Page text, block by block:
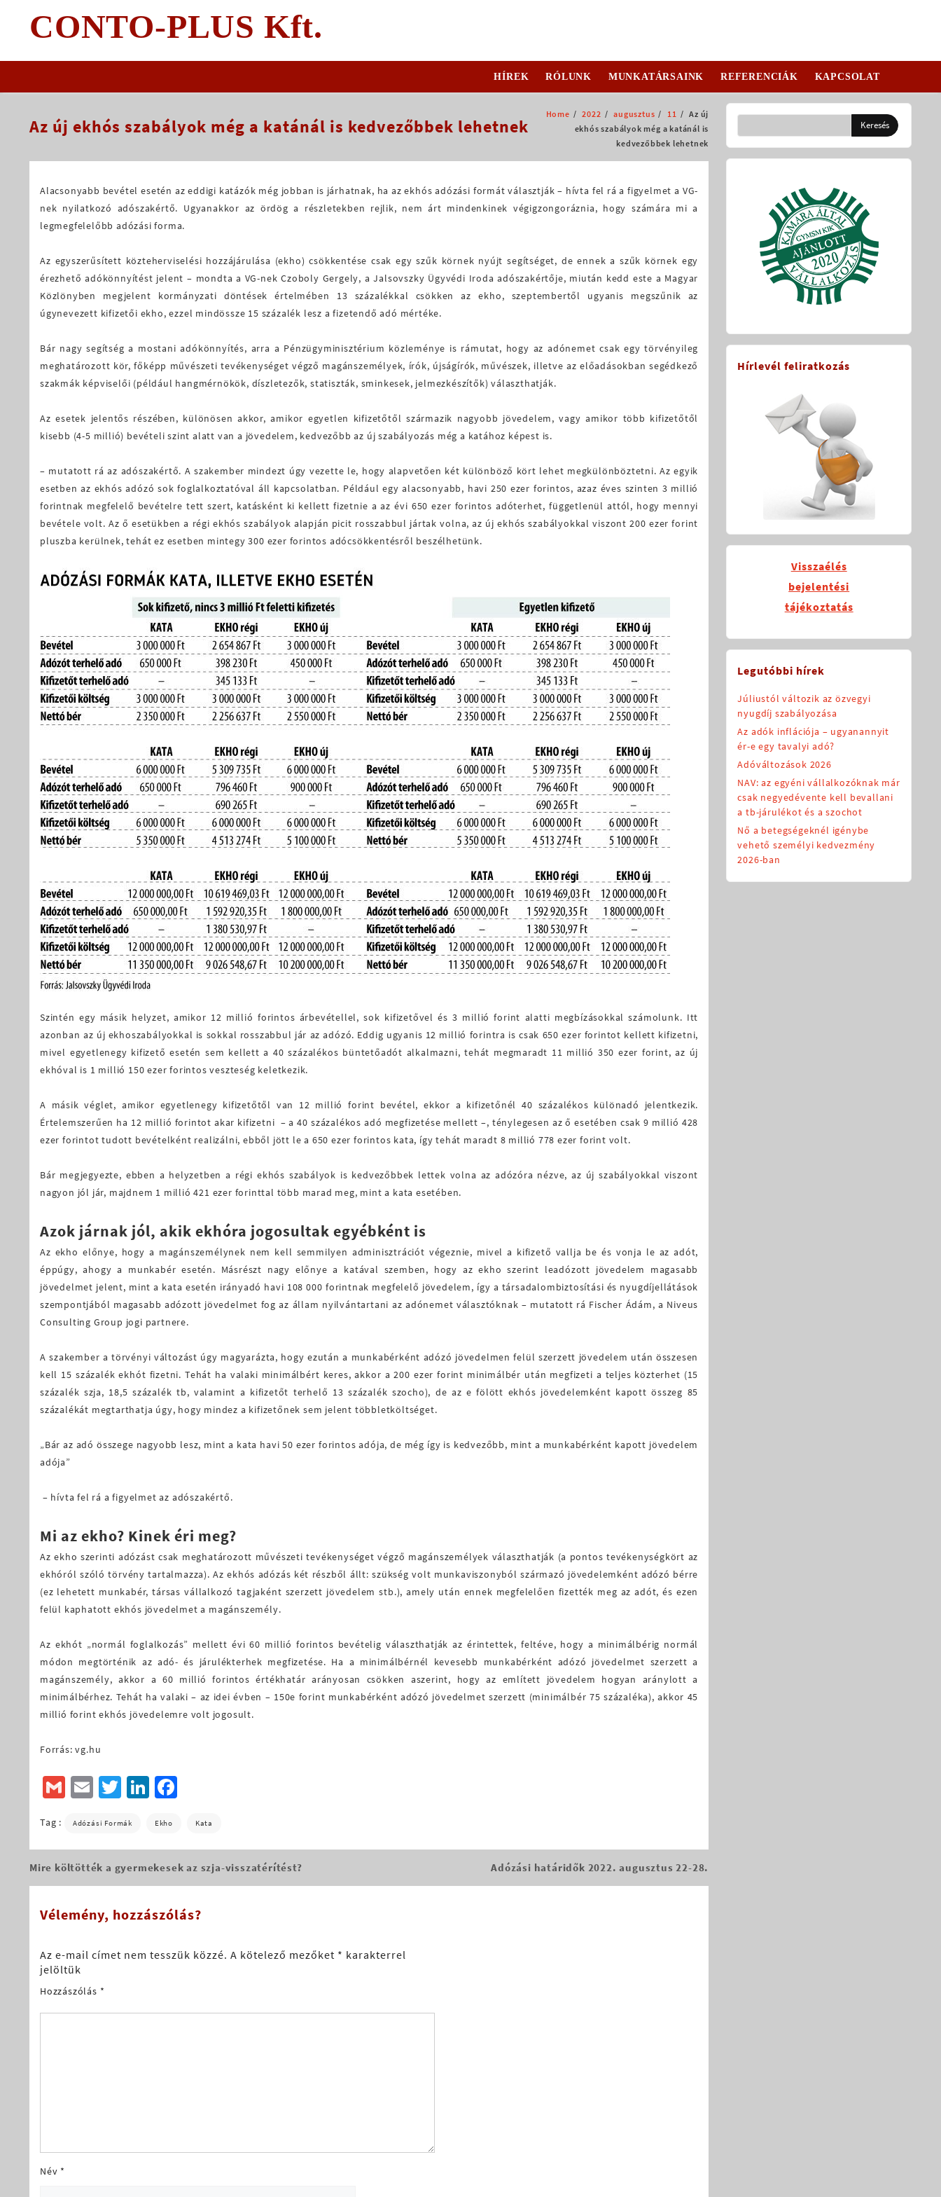
contentCONTO-PLUS Kft.
HÍREK RÓLUNK MUNKATÁRSAINK REFERENCIÁK KAPCSOLAT
Az új ekhós szabályok még a katánál is kedvezőbbek lehetnek
Home 2022 augusztus 11
Az új
ekhós szabályok még a katánál is
kedvezőbbek lehetnek
Alacsonyabb bevétel esetén az eddigi katázók még jobban is járhatnak, ha az ekhós adózási formát választják – hívta fel rá a figyelmet a VG-
nek nyilatkozó adószakértő. Ugyanakkor az ördög a részletekben rejlik, nem árt mindenkinek végigzongoráznia, hogy számára mi a
legmegfelelőbb adózási forma.
Az egyszerűsített közteherviselési hozzájárulása (ekho) csökkentése csak egy szűk körnek nyújt segítséget, de ennek a szűk körnek egy
érezhető adókönnyítést jelent – mondta a VG-nek Czoboly Gergely, a Jalsovszky Ügyvédi Iroda adószakértője, miután kedd este a Magyar
Közlönyben megjelent kormányzati döntések értelmében 13 százalékkal csökken az ekho, szeptembertől ugyanis megszűnik az
úgynevezett kifizetői ekho, ezzel mindössze 15 százalék lesz a fizetendő adó mértéke.
Bár nagy segítség a mostani adókönnyítés, arra a Pénzügyminisztérium közleménye is rámutat, hogy az adónemet csak egy törvényileg
meghatározott kör, főképp művészeti tevékenységet végző magánszemélyek, írók, újságírók, művészek, illetve az előadásokban segédkező
szakmák képviselői (például hangmérnökök, díszletezők, statiszták, sminkesek, jelmezkészítők) választhatják.
Az esetek jelentős részében, különösen akkor, amikor egyetlen kifizetőtől származik nagyobb jövedelem, vagy amikor több kifizetőtől
kisebb (4-5 millió) bevételi szint alatt van a jövedelem, kedvezőbb az új szabályozás még a katához képest is.
– mutatott rá az adószakértő. A szakember mindezt úgy vezette le, hogy alapvetően két különböző kört lehet megkülönböztetni. Az egyik
esetben az ekhós adózó sok foglalkoztatóval áll kapcsolatban. Például egy alacsonyabb, havi 250 ezer forintos, azaz éves szinten 3 millió
forintnak megfelelő bevételre tett szert, katásként ki kellett fizetnie a az évi 650 ezer forintos adóterhet, függetlenül attól, hogy mennyi
bevétele volt. Az ő esetükben a régi ekhós szabályok alapján picit rosszabbul jártak volna, az új ekhós szabályokkal viszont 200 ezer forint
pluszba kerülnek, tehát ez esetben mintegy 300 ezer forintos adócsökkentésről beszélhetünk.
Szintén egy másik helyzet, amikor 12 millió forintos árbevétellel, sok kifizetővel és 3 millió forint alatti megbízásokkal számolunk. Itt
azonban az új ekhoszabályokkal is sokkal rosszabbul jár az adózó. Eddig ugyanis 12 millió forintra is csak 650 ezer forintot kellett kifizetni,
mivel egyetlenegy kifizető esetén sem kellett a 40 százalékos büntetőadót alkalmazni, tehát megmaradt 11 millió 350 ezer forint, az új
ekhóval is 1 millió 150 ezer forintos veszteség keletkezik.
A másik véglet, amikor egyetlenegy kifizetőtől van 12 millió forint bevétel, ekkor a kifizetőnél 40 százalékos különadó jelentkezik.
Értelemszerűen ha 12 millió forintot akar kifizetni – a 40 százalékos adó megfizetése mellett –, ténylegesen az ő esetében csak 9 millió 428
ezer forintot tudott bevételként realizálni, ebből jött le a 650 ezer forintos kata, így tehát maradt 8 millió 778 ezer forint volt.
Bár megjegyezte, ebben a helyzetben a régi ekhós szabályok is kedvezőbbek lettek volna az adózóra nézve, az új szabályokkal viszont
nagyon jól jár, majdnem 1 millió 421 ezer forinttal több marad meg, mint a kata esetében.
Azok járnak jól, akik ekhóra jogosultak egyébként is
Az ekho előnye, hogy a magánszemélynek nem kell semmilyen adminisztrációt végeznie, mivel a kifizető vallja be és vonja le az adót,
éppúgy, ahogy a munkabér esetén. Másrészt nagy előnye a katával szemben, hogy az ekho szerint leadózott jövedelem magasabb
jövedelmet jelent, mint a kata esetén irányadó havi 108 000 forintnak megfelelő jövedelem, így a társadalombiztosítási és nyugdíjellátások
szempontjából magasabb adózott jövedelmet fog az állam nyilvántartani az adónemet választóknak – mutatott rá Fischer Ádám, a Niveus
Consulting Group jogi partnere.
A szakember a törvényi változást úgy magyarázta, hogy ezután a munkabérként adózó jövedelmen felül szerzett jövedelem után összesen
kell 15 százalék ekhót fizetni. Tehát ha valaki minimálbért keres, akkor a 200 ezer forint minimálbér után megfizeti a teljes közterhet (15
százalék szja, 18,5 százalék tb, valamint a kifizetőt terhelő 13 százalék szocho), de az e fölött ekhós jövedelemként kapott összeg 85
százalékát megtarthatja úgy, hogy mindez a kifizetőnek sem jelent többletköltséget.
„Bár az adó összege nagyobb lesz, mint a kata havi 50 ezer forintos adója, de még így is kedvezőbb, mint a munkabérként kapott jövedelem
adója”
– hívta fel rá a figyelmet az adószakértő.
Mi az ekho? Kinek éri meg?
Az ekho szerinti adózást csak meghatározott művészeti tevékenységet végző magánszemélyek választhatják (a pontos tevékenységkört az
ekhóról szóló törvény tartalmazza). Az ekhós adózás két részből állt: szükség volt munkaviszonyból származó jövedelemként adózó bérre
(ez lehetett munkabér, társas vállalkozó tagjaként szerzett jövedelem stb.), amely után ennek megfelelően fizették meg az adót, és ezen
felül kaphatott ekhós jövedelmet a magánszemély.
Az ekhót „normál foglalkozás” mellett évi 60 millió forintos bevételig választhatják az érintettek, feltéve, hogy a minimálbérig normál
módon megtörténik az adó- és járulékterhek megfizetése. Ha a minimálbérnél kevesebb munkabérként adózó jövedelmet szerzett a
magánszemély, akkor a 60 millió forintos értékhatár arányosan csökken aszerint, hogy az említett jövedelem hogyan aránylott a
minimálbérhez. Tehát ha valaki – az idei évben – 150e forint munkabérként adózó jövedelmet szerzett (minimálbér 75 százaléka), akkor 45
millió forint ekhós jövedelemre volt jogosult.
Forrás: vg.hu
GmailEmailTwitterLinkedIn
Tag : Adózási Formák Ekho Kata
Bejegyzés
Mire költötték a gyermekesek az szja-visszatérítést? Adózási határidők 2022. augusztus 22-28.
Vélemény, hozzászólás?
Az e-mail címet nem tesszük közzé. A kötelező mezőket * karakterrel
jelöltük
Hozzászólás *
Név *
Hírlevél feliratkozás
Visszaélés
bejelentési
tájékoztatás
Legutóbbi hírek
Júliustól változik az özvegyi
nyugdíj szabályozása
Az adók inflációja – ugyanannyit
ér-e egy tavalyi adó?
Adóváltozások 2026
NAV: az egyéni vállalkozóknak már
csak negyedévente kell bevallani
a tb-járulékot és a szochot
Nő a betegségeknél igénybe
vehető személyi kedvezmény
2026-ban